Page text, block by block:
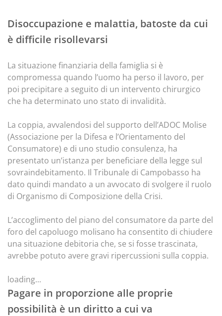
Disoccupazione e malattia, batoste da cui
è difficile risollevarsi
La situazione finanziaria della famiglia si è
compromessa quando l’uomo ha perso il lavoro, per
poi precipitare a seguito di un intervento chirurgico
che ha determinato uno stato di invalidità.
La coppia, avvalendosi del supporto dell’ADOC Molise
(Associazione per la Difesa e l’Orientamento del
Consumatore) e di uno studio consulenza, ha
presentato un’istanza per beneficiare della legge sul
sovraindebitamento. Il Tribunale di Campobasso ha
dato quindi mandato a un avvocato di svolgere il ruolo
di Organismo di Composizione della Crisi.
L’accoglimento del piano del consumatore da parte del
foro del capoluogo molisano ha consentito di chiudere
una situazione debitoria che, se si fosse trascinata,
avrebbe potuto avere gravi ripercussioni sulla coppia.
loading...
Pagare in proporzione alle proprie
possibilità è un diritto a cui va